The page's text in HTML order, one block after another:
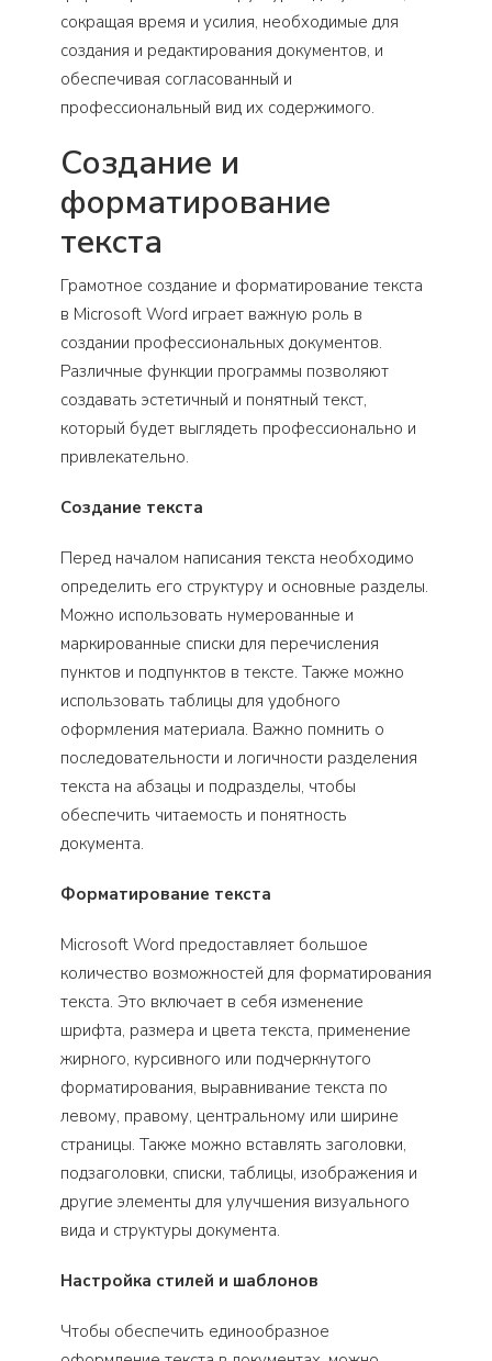
сокращая время и усилия, необходимые для
создания и редактирования документов, и
обеспечивая согласованный и
профессиональный вид их содержимого.
Создание и
форматирование
текста
Грамотное создание и форматирование текста
в Microsoft Word играет важную роль в
создании профессиональных документов.
Различные функции программы позволяют
создавать эстетичный и понятный текст,
который будет выглядеть профессионально и
привлекательно.
Создание текста
Перед началом написания текста необходимо
определить его структуру и основные разделы.
Можно использовать нумерованные и
маркированные списки для перечисления
пунктов и подпунктов в тексте. Также можно
использовать таблицы для удобного
оформления материала. Важно помнить о
последовательности и логичности разделения
текста на абзацы и подразделы, чтобы
обеспечить читаемость и понятность
документа.
Форматирование текста
Microsoft Word предоставляет большое
количество возможностей для форматирования
текста. Это включает в себя изменение
шрифта, размера и цвета текста, применение
жирного, курсивного или подчеркнутого
форматирования, выравнивание текста по
левому, правому, центральному или ширине
страницы. Также можно вставлять заголовки,
подзаголовки, списки, таблицы, изображения и
другие элементы для улучшения визуального
вида и структуры документа.
Настройка стилей и шаблонов
Чтобы обеспечить единообразное